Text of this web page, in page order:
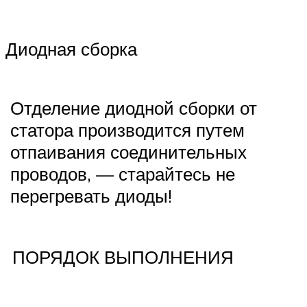
Диодная сборка
Отделение диодной сборки от
статора производится путем
отпаивания соединительных
проводов, — старайтесь не
перегревать диоды!
ПОРЯДОК ВЫПОЛНЕНИЯ